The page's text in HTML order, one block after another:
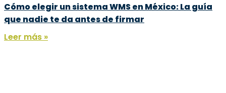
Cómo elegir un sistema WMS en México: La guía
que nadie te da antes de firmar
Leer más »